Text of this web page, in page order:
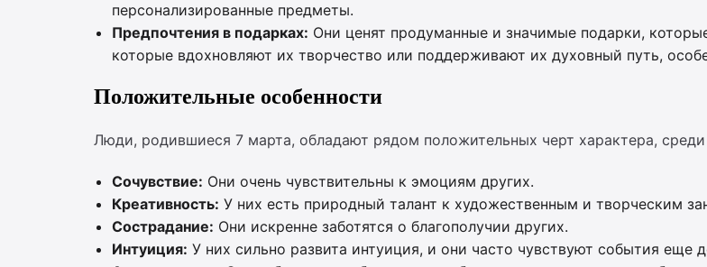
персонализированные предметы.
Предпочтения в подарках: Они ценят продуманные и значимые подарки,
которые вдохновляют их творчество или поддерживают их духовный путь,
Положительные особенности
Люди, родившиеся 7 марта, обладают рядом положительных черт характера,
Сочувствие: Они очень чувствительны к эмоциям других.
Креативность: У них есть природный талант к художественным и творческим
Сострадание: Они искренне заботятся о благополучии других.
Интуиция: У них сильно развита интуиция, и они часто чувствуют события еще